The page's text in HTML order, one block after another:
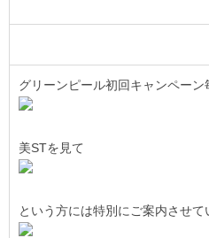
グリーンピール初回キャンペーン
美STを見て
という方には特別にご案内させて